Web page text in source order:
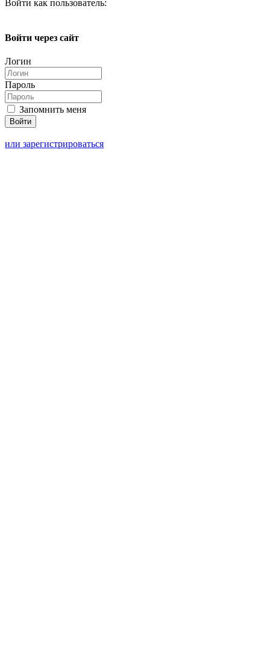
Войти как пользователь:
Войти через сайт
Логин
Пароль
Запомнить меня
или зарегистрироваться